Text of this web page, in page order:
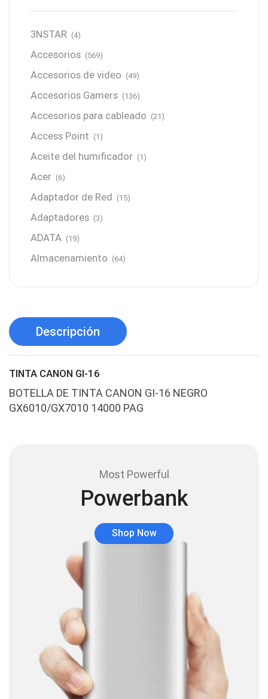
3NSTAR (4)
Accesorios (569)
Accesorios de video (49)
Accesorios Gamers (136)
Accesorios para cableado (21)
Access Point (1)
Aceite del humificador (1)
Acer (6)
Adaptador de Red (15)
Adaptadores (3)
ADATA (19)
Almacenamiento (64)
Antivirus (1)
Aro de luz
Audífonos
Bombillas inteligente (6)
(5)
Cable tipo C
Cables De Audio
Cables De Impresora
Cables De Poder
Cables de Red
Descripción
TINTA CANON GI-16
BOTELLA DE TINTA CANON GI-16 NEGRO
GX6010/GX7010 14000 PAG
Most Powerful
Powerbank
Shop Now